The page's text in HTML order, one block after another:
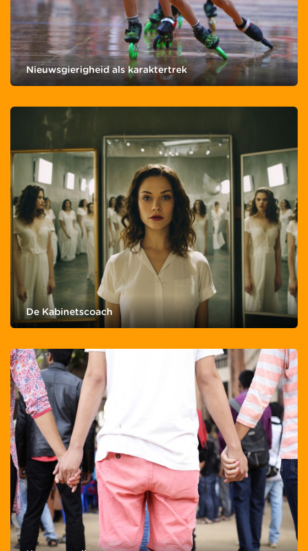
Nieuwsgierigheid als karaktertrek
De Kabinetscoach